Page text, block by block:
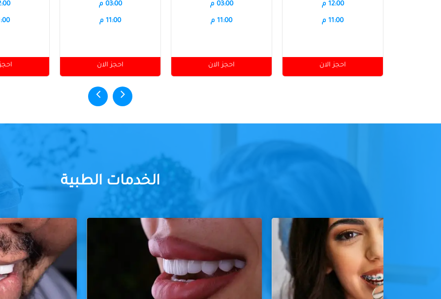
12:00 م
11:00 م
احجز الان
03:00 م
11:00 م
احجز الان
03:00 م
11:00 م
احجز الان
الخدمات الطبية